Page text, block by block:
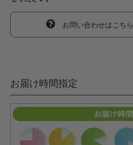
お問い合わせはこちら
お届け時間指定